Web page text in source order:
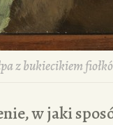
z bukiecikiem
w jaki